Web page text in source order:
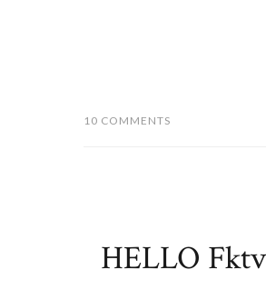
10 COMMENTS
HELLO